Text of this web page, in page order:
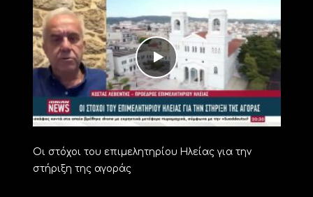
Οι στόχοι του επιμελητηρίου Ηλείας για την
στήριξη της αγοράς